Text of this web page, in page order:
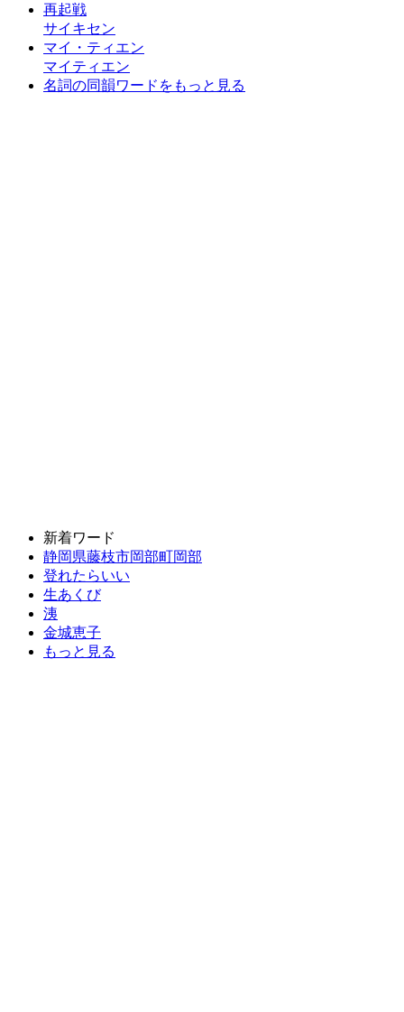
再起戦
サイキセン
マイ・ティエン
マイティエン
名詞の同韻ワードをもっと見る
新着ワード
静岡県藤枝市岡部町岡部
登れたらいい
生あくび
洟
金城恵子
もっと見る